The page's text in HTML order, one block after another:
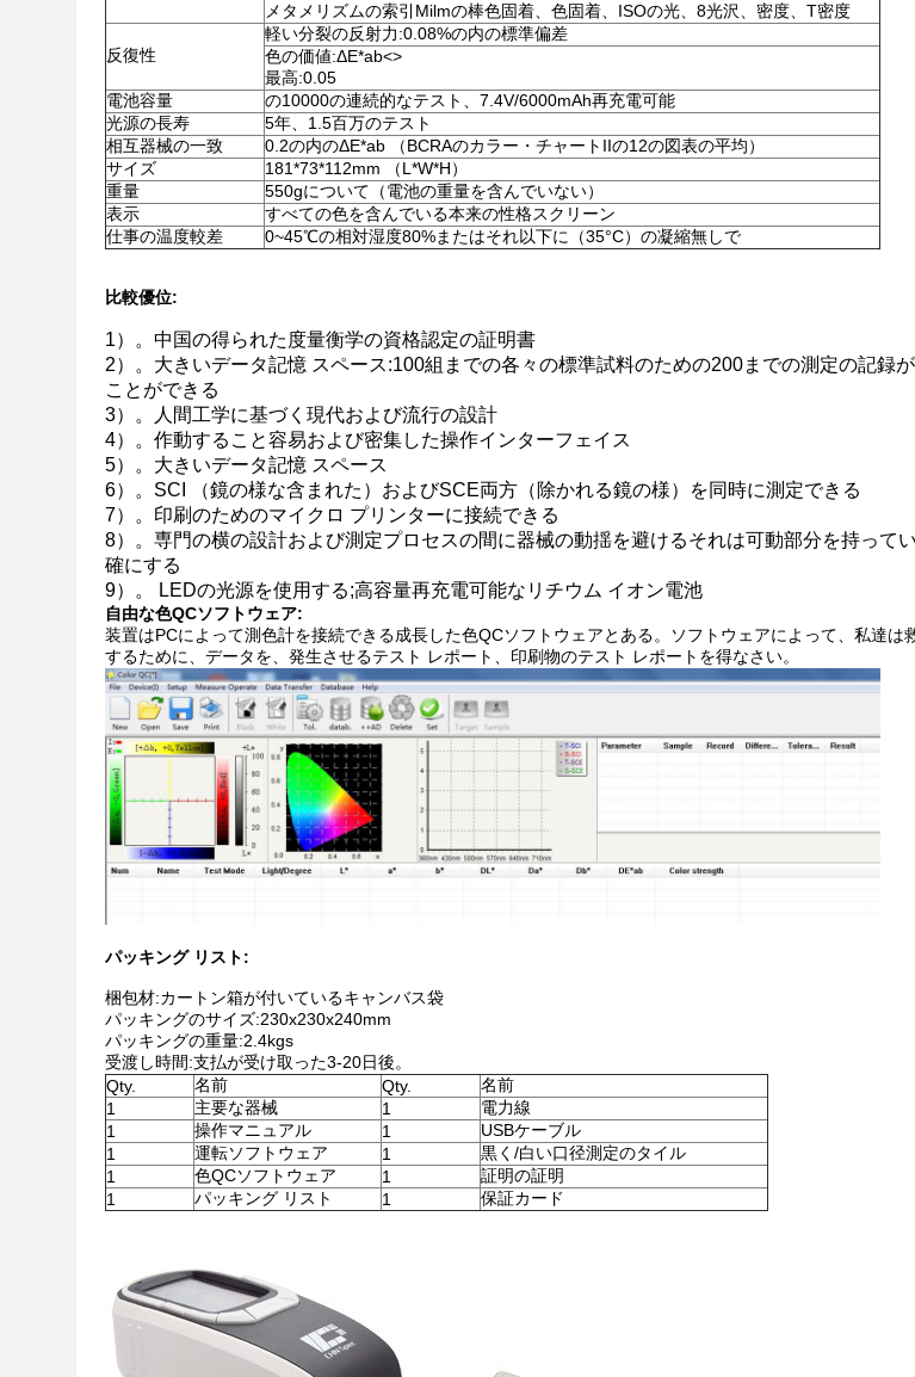
メタメリズムの索引Milmの棒色固着、色固着、ISOの光、8光沢、密度、T密度
反復性
軽い分裂の反射力:0.08%の内の標準偏差
色の価値:ΔE*ab<>
最高:0.05
電池容量
の10000の連続的なテスト、7.4V/6000mAh再充電可能
光源の長寿
5年、1.5百万のテスト
相互器械の一致
0.2の内のΔE*ab （BCRAのカラー・チャートIIの12の図表の平均）
サイズ
181*73*112mm （L*W*H）
重量
550gについて（電池の重量を含んでいない）
表示
すべての色を含んでいる本来の性格スクリーン
仕事の温度較差
0~45℃の相対湿度80%またはそれ以下に（35°C）の凝縮無しで
比較優位:
1）。中国の得られた度量衡学の資格認定の証明書
2）。大きいデータ記憶 スペース:100組までの各々の標準試料のための200までの測定の記録
ことができる
3）。人間工学に基づく現代および流行の設計
4）。作動すること容易および密集した操作インターフェイス
5）。大きいデータ記憶 スペース
6）。SCI （鏡の様な含まれた）およびSCE両方（除かれる鏡の様）を同時に測定できる
7）。印刷のためのマイクロ プリンターに接続できる
8）。専門の横の設計および測定プロセスの間に器械の動揺を避けるそれは可動部分を持って
確にする
9）。 LEDの光源を使用する;高容量再充電可能なリチウム イオン電池
自由な色QCソフトウェア:
装置はPCによって測色計を接続できる成長した色QCソフトウェアとある。ソフトウェアによって、私達は
するために、データを、発生させるテスト レポート、印刷物のテスト レポートを得なさい。
パッキング リスト:
梱包材:カートン箱が付いているキャンバス袋
パッキングのサイズ:230x230x240mm
パッキングの重量:2.4kgs
受渡し時間:支払が受け取った3-20日後。
Qty.
名前 Qty.
名前
1
主要な器械 1
電力線
1
操作マニュアル 1
USBケーブル
1
運転ソフトウェア 1
黒く/白い口径測定のタイル
1
色QCソフトウェア 1
証明の証明
1
パッキング リスト 1 保証カード